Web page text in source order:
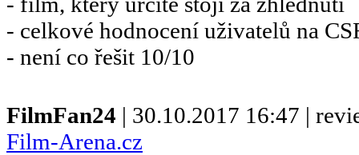
- celkové hodnocení uživatelů na
- není co řešit 10/10
FilmFan24 | 30.10.2017 16:47 |
Film-Arena.cz